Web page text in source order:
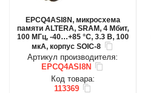
EPCQ4ASI8N, микросхема
памяти ALTERA, SRAM, 4 Мбит,
100 МГц, -40…+85 °С, 3.3 В, 100
мкА, корпус SOIC-8
Артикул производителя:
EPCQ4ASI8N
Код товара:
113369